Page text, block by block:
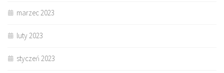
marzec 2023
luty 2023
styczeń 2023